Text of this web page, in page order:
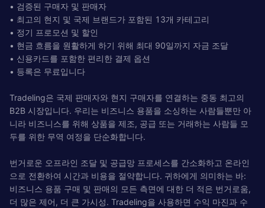
• 검증된 구매자 및 판매자
• 최고의 현지 및 국제 브랜드가 포함된 13개 카테고리
• 정기 프로모션 및 할인
• 현금 흐름을 원활하게 하기 위해 최대 90일까지 자금 조달
• 신용카드를 포함한 편리한 결제 옵션
• 등록은 무료입니다
Tradeling은 국제 판매자와 현지 구매자를 연결하는 중동 최고의
B2B 시장입니다. 우리는 비즈니스 용품을 소싱하는 사람들뿐만 아
니라 비즈니스를 위해 상품을 제조, 공급 또는 거래하는 사람들 모
두를 위한 무역 여정을 단순화합니다.
번거로운 오프라인 조달 및 공급망 프로세스를 간소화하고 온라인
으로 전환하여 시간과 비용을 절약합니다. 귀하에게 의미하는 바:
비즈니스 용품 구매 및 판매의 모든 측면에 대한 더 적은 번거로움,
더 많은 제어, 더 큰 가시성. Tradeling을 사용하면 수익 마진과 수